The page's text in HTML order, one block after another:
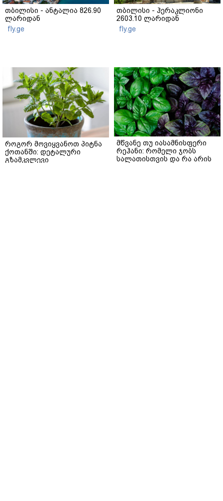
თბილისი - ანტალია 826.90
ლარიდან
fly.ge
თბილისი - ჰერაკლიონი
2603.10 ლარიდან
fly.ge
როგორ მოვიყვანოთ პიტნა
ქოთანში: დეტალური
გზამკვლევი
მწვანე თუ იასამნისფერი
რეჰანი: რომელი ჯობს
სალათისთვის და რა არის